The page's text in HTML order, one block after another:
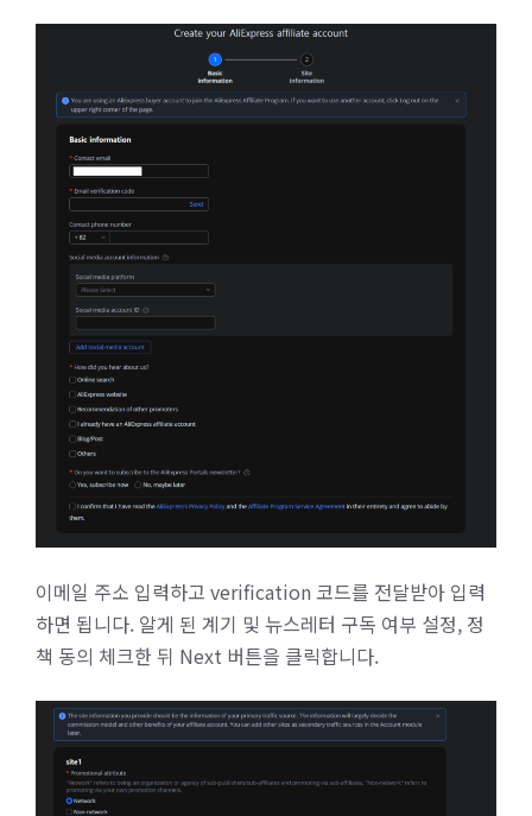
이메일 주소 입력하고 verification 코드를 전달받아 입력
하면 됩니다. 알게 된 계기 및 뉴스레터 구독 여부 설정, 정
책 동의 체크한 뒤 Next 버튼을 클릭합니다.